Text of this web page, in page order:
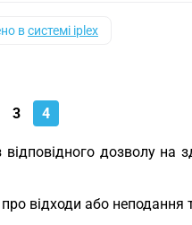
всистемі iplex
3 4
дозволу на
відходи або неподання